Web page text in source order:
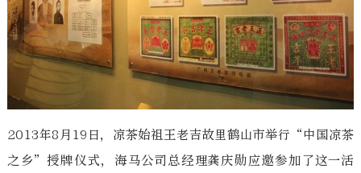
2013年8月19日，凉茶始祖王老吉故里鹤山市举行“中国凉茶
之乡”授牌仪式，海马公司总经理龚庆勋应邀参加了这一活